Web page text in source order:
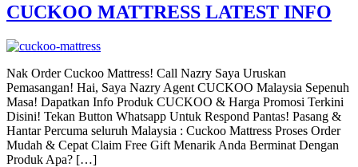
CUCKOO MATTRESS LATEST INFO
Nak Order Cuckoo Mattress! Call Nazry Saya Uruskan
Pemasangan! Hai, Saya Nazry Agent CUCKOO Malaysia Sepenuh
Masa! Dapatkan Info Produk CUCKOO & Harga Promosi Terkini
Disini! Tekan Button Whatsapp Untuk Respond Pantas! Pasang &
Hantar Percuma seluruh Malaysia : Cuckoo Mattress Proses Order
Mudah & Cepat Claim Free Gift Menarik Anda Berminat Dengan
Produk Apa? […]